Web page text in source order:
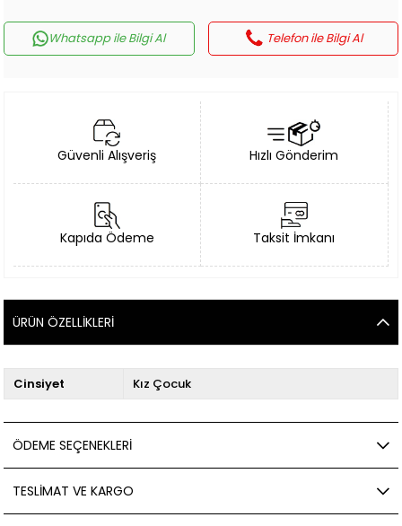
Whatsapp ile Bilgi Al Telefon ile Bilgi Al
Güvenli Alışveriş Hızlı Gönderim
Kapıda Ödeme Taksit İmkanı
ÜRÜN ÖZELLIKLERI
Cinsiyet Kız Çocuk
ÖDEME SEÇENEKLERI
TESLIMAT VE KARGO